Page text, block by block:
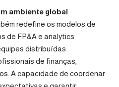
ambiente global
redefine os modelos de
de FP&A e analytics
distribuídas
de finanças,
A capacidade de coordenar